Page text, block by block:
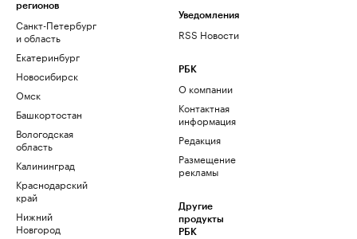
регионов
Санкт-Петербург
и область
Екатеринбург
Новосибирск
Омск
Башкортостан
Вологодская
область
Калининград
Краснодарский
край
Нижний
Новгород
Уведомления
RSS Новости
РБК
О компании
Контактная
информация
Редакция
Размещение
рекламы
Другие
продукты
РБК